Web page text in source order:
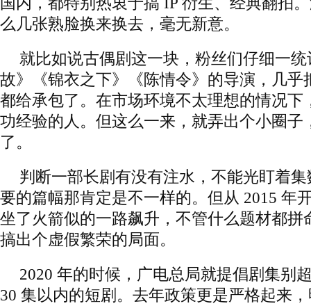
么几张熟脸换来换去，毫无新意。
就比如说古偶剧这一块，粉丝们仔细一
故》《锦衣之下》《陈情令》的导演，几乎
都给承包了。在市场环境不太理想的情况下
功经验的人。但这么一来，就弄出个小圈子
了。
判断一部长剧有没有注水，不能光盯着
要的篇幅那肯定是不一样的。但从 2015 年
坐了火箭似的一路飙升，不管什么题材都拼
搞出个虚假繁荣的局面。
2020 年的时候，广电总局就提倡剧集别
30 集以内的短剧。去年政策更是严格起来